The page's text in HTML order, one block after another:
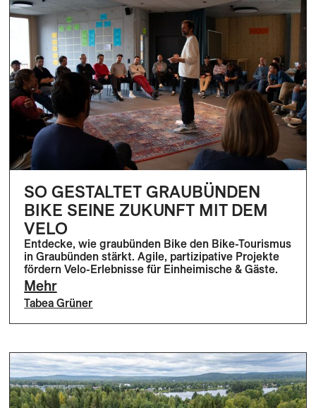
SO GESTALTET GRAUBÜNDEN
BIKE SEINE ZUKUNFT MIT DEM
VELO
Entdecke, wie graubünden Bike den Bike-Tourismus
in Graubünden stärkt. Agile, partizipative Projekte
fördern Velo-Erlebnisse für Einheimische & Gäste.
Mehr
Tabea Grüner